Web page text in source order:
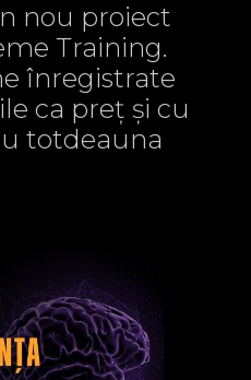
nou proiect
Training.
înregistrate
ca preț și cu
totdeauna